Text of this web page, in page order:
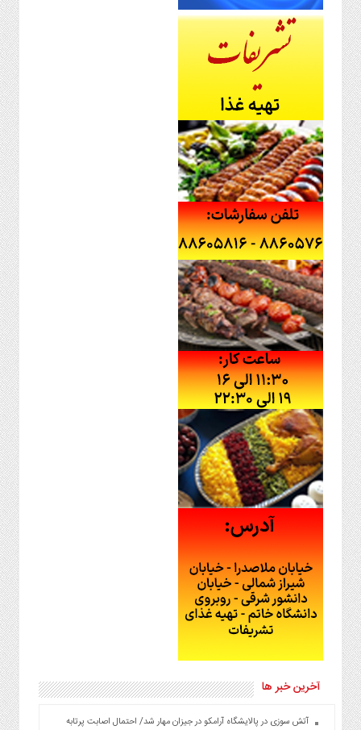
آخرین خبر ها
آتش سوزی در پالایشگاه آرامکو در جیزان مهار شد/ احتمال اصابت پرتابه